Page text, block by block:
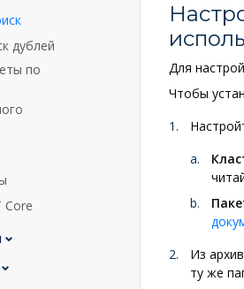
Для
Чтобы
Из
ту же
дублей
по
Core